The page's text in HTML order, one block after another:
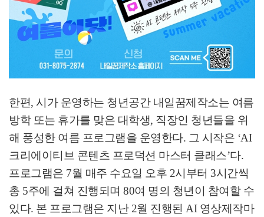
한편, 시가 운영하는 청년공간 내일꿈제작소는 여름
방학 또는 휴가를 맞은 대학생, 직장인 청년들을 위
해 풍성한 여름 프로그램을 운영한다. 그 시작은 ‘AI
크리에이티브 콘텐츠 프로덕션 마스터 클래스’다.
프로그램은 7월 매주 수요일 오후 2시부터 3시간씩
총 5주에 걸쳐 진행되며 80여 명의 청년이 참여할 수
있다. 본 프로그램은 지난 2월 진행된 AI 영상제작마